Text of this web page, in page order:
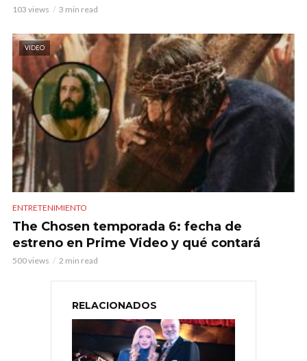
103 views 3 min read
VIDEO
ENTRETENIMIENTO
The Chosen temporada 6: fecha de
estreno en Prime Video y qué contará
500 views 2 min read
RELACIONADOS